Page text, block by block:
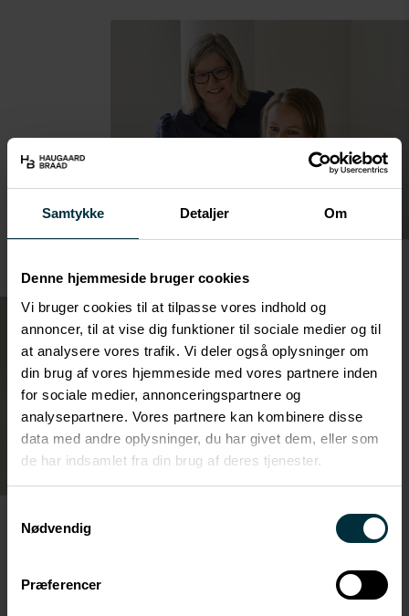
Samtykke Detaljer Om
Denne hjemmeside bruger cookies
Vi bruger cookies til at tilpasse vores indhold og
annoncer, til at vise dig funktioner til sociale medier og til
at analysere vores trafik. Vi deler også oplysninger om
din brug af vores hjemmeside med vores partnere inden
for sociale medier, annonceringspartnere og
analysepartnere. Vores partnere kan kombinere disse
data med andre oplysninger, du har givet dem, eller som
de har indsamlet fra din brug af deres tjenester.
Nødvendig
Præferencer
Fagligt fællesskab med kvalitet i